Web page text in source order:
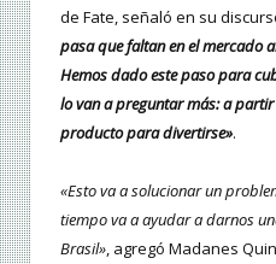
de Fate, señaló en su
pasa que faltan en el mercado
Hemos dado este paso para
lo van a preguntar más: a
producto para divertirse».
«Esto va a solucionar un
tiempo va a ayudar a darnos
Brasil», agregó Madanes